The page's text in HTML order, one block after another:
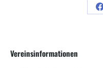
Vereinsinformationen